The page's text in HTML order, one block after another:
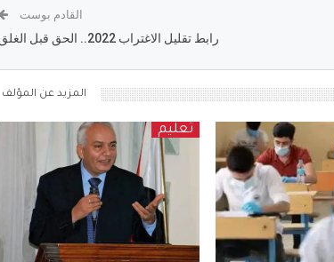
القادم بوست
رابط تقليل الاغتراب 2022.. الحق قبل الغلق
المزيد عن المؤلف
تعليم